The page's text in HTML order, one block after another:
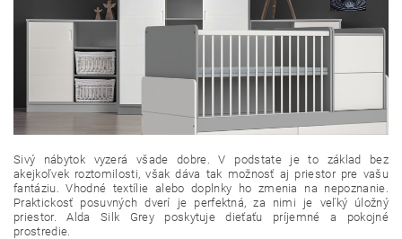
Sivý nábytok vyzerá všade dobre. V podstate je to základ bez
akejkoľvek roztomilosti, však dáva tak možnosť aj priestor pre vašu
fantáziu. Vhodné textílie alebo doplnky ho zmenia na nepoznanie.
Praktickosť posuvných dverí je perfektná, za nimi je veľký úložný
priestor. Alda Silk Grey poskytuje dieťaťu príjemné a pokojné
prostredie.